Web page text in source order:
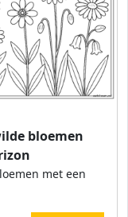
bloemen
met een